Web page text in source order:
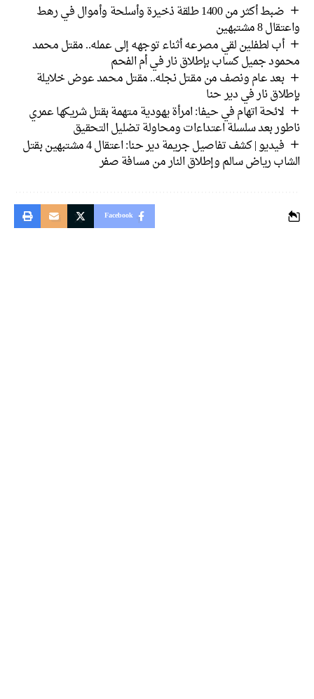
ضبط أكثر من 1400 طلقة ذخيرة وأسلحة وأموال في رهط
واعتقال 8 مشتبهين
أب لطفلين لقي مصرعه أثناء توجهه إلى عمله.. مقتل محمد
محمود جميل كساب بإطلاق نار في أم الفحم
بعد عام ونصف من مقتل نجله.. مقتل محمد عوض خلايلة
بإطلاق نار في دير حنا
لائحة اتهام في حيفا: امرأة يهودية متهمة بقتل شريكها عمري
ناطور بعد سلسلة اعتداءات ومحاولة تضليل التحقيق
فيديو | كشف تفاصيل جريمة دير حنا: اعتقال 4 مشتبهين بقتل
الشاب رياض سالم وإطلاق النار من مسافة صفر
Facebook